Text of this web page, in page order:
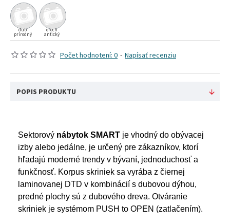
Počet hodnotení: 0 - Napísať recenziu
dub
prírodný
orech
antický
POPIS PRODUKTU
Sektorový nábytok SMART je vhodný do obývacej
izby alebo jedálne, je určený pre zákazníkov, ktorí
hľadajú moderné trendy v bývaní, jednoduchosť a
funkčnosť. Korpus skriniek sa vyrába z čiernej
laminovanej DTD v kombinácií s dubovou dýhou,
predné plochy sú z dubového dreva. Otváranie
skriniek je systémom PUSH to OPEN (zatlačením).